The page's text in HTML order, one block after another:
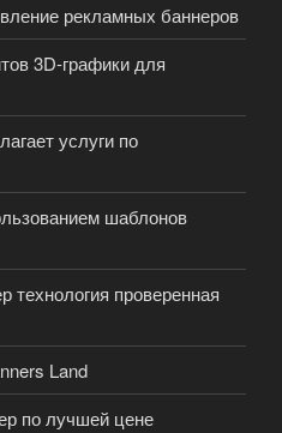
рекламных баннеров
3D-графики для
услуги по
шаблонов
технология проверенная
Land
по лучшей цене